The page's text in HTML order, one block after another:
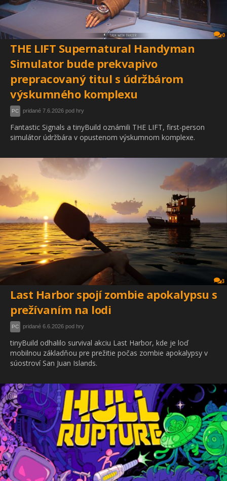
0
THE LIFT Supernatural Handyman
Simulator bude prekvapivo
prepracovaný titul s údržbárom
výskumného komplexu
PC pridané 7.6.2026 pod hry
Fantastic Signals a tinyBuild oznámili THE LIFT, first-person
simulátor údržbára v opustenom výskumnom komplexe.
3
Last Harbor spojí zombie apokalypsu s
prežívaním na lodi
PC pridané 6.6.2026 pod hry
tinyBuild odhalilo survival akciu Last Harbor, kde je loď
mobilnou základňou pre prežitie počas zombie apokalypsy v
súostroví San Juan Islands.